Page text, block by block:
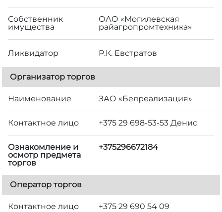
Собственник
имущества
ОАО «Могилевская
райагропромтехника»
Ликвидатор Р.К. Евстратов
Организатор торгов
Наименование ЗАО «Белреализация»
Контактное лицо +375 29 698-53-53 Денис
Ознакомление и
осмотр предмета
торгов
+375296672184
Оператор торгов
Контактное лицо +375 29 690 54 09